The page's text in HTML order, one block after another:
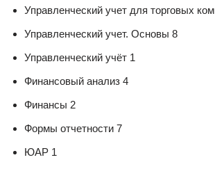
Управленческий учет для торговых
Управленческий учет. Основы 8
Управленческий учёт 1
Финансовый анализ 4
Финансы 2
Формы отчетности 7
ЮАР 1